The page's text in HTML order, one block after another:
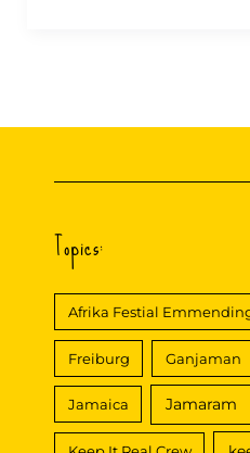
Topics:
Afrika Festial
Freiburg Ganjaman
Jamaica Jamaram